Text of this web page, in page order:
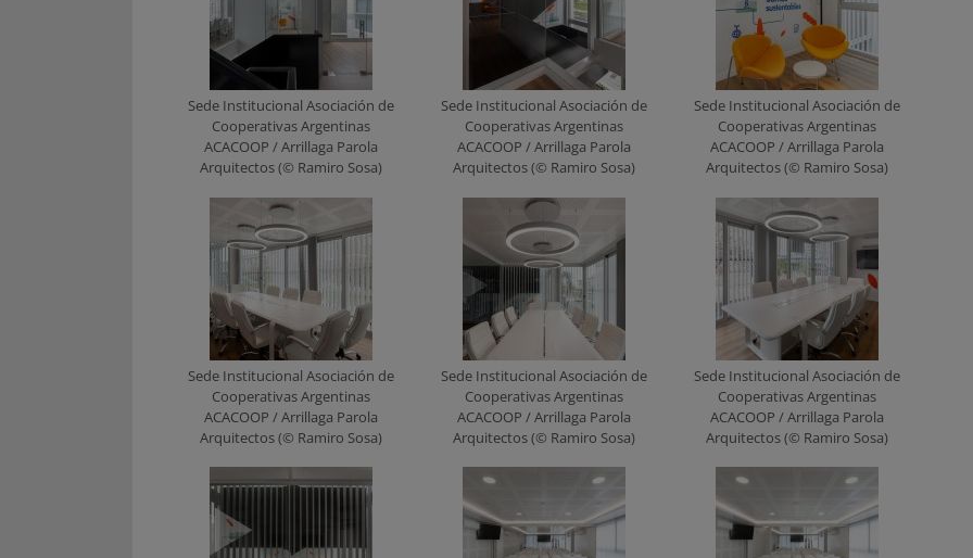
Sede Institucional Asociación de
Cooperativas Argentinas
ACACOOP / Arrillaga Parola
Arquitectos (© Ramiro Sosa)
Sede Institucional Asociación de
Cooperativas Argentinas
ACACOOP / Arrillaga Parola
Arquitectos (© Ramiro Sosa)
Sede Institucional Asociación de
Cooperativas Argentinas
ACACOOP / Arrillaga Parola
Arquitectos (© Ramiro Sosa)
Sede Institucional Asociación de
Cooperativas Argentinas
ACACOOP / Arrillaga Parola
Arquitectos (© Ramiro Sosa)
Sede Institucional Asociación de
Cooperativas Argentinas
ACACOOP / Arrillaga Parola
Arquitectos (© Ramiro Sosa)
Sede Institucional Asociación de
Cooperativas Argentinas
ACACOOP / Arrillaga Parola
Arquitectos (© Ramiro Sosa)